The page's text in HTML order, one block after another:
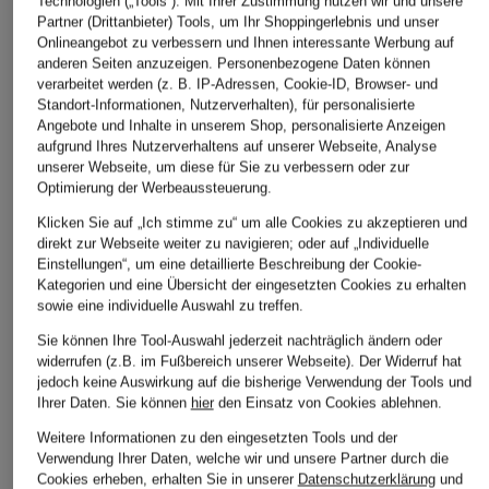
MONSIEUR
T-Shirt
114,99 €
+Aktionsrabatt
TOMMY HILFIGER
T-Shirt
27,99 €
Bestpreis:39,90 €
T-Shirt REDACT
72 €
Weitere Kategorien
Anzüge für Herren
Lange Ballkleider
Partner (Drittanbieter) Tools, um Ihr Shoppingerlebnis und unser
Onlineangebot zu verbessern und Ihnen interessante Werbung auf
anderen Seiten anzuzeigen. Personenbezogene Daten können
verarbeitet werden (z. B. IP-Adressen, Cookie-ID, Browser- und
Standort-Informationen, Nutzerverhalten), für personalisierte
Angebote und Inhalte in unserem Shop, personalisierte Anzeigen
aufgrund Ihres Nutzerverhaltens auf unserer Webseite, Analyse
unserer Webseite, um diese für Sie zu verbessern oder zur
Optimierung der Werbeaussteuerung.
Klicken Sie auf „Ich stimme zu“ um alle Cookies zu akzeptieren und
direkt zur Webseite weiter zu navigieren; oder auf „Individuelle
Einstellungen“, um eine detaillierte Beschreibung der Cookie-
Kategorien und eine Übersicht der eingesetzten Cookies zu erhalten
sowie eine individuelle Auswahl zu treffen.
Sie können Ihre Tool-Auswahl jederzeit nachträglich ändern oder
widerrufen (z.B. im Fußbereich unserer Webseite). Der Widerruf hat
jedoch keine Auswirkung auf die bisherige Verwendung der Tools und
Ihrer Daten. Sie können hierden Einsatz von Cookies ablehnen.
Weitere Informationen zu den eingesetzten Tools und der
Verwendung Ihrer Daten, welche wir und unsere Partner durch die
Cookies erheben, erhalten Sie in unserer Datenschutzerklärungund